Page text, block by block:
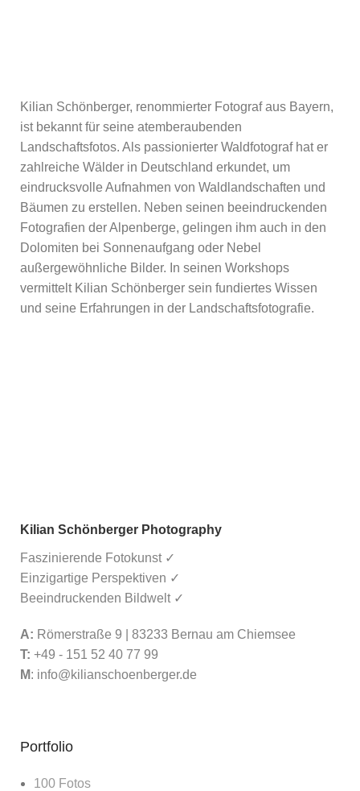
Kilian Schönberger, renommierter Fotograf aus Bayern,
ist bekannt für seine atemberaubenden
Landschaftsfotos. Als passionierter Waldfotograf hat er
zahlreiche Wälder in Deutschland erkundet, um
eindrucksvolle Aufnahmen von Waldlandschaften und
Bäumen zu erstellen. Neben seinen beeindruckenden
Fotografien der Alpenberge, gelingen ihm auch in den
Dolomiten bei Sonnenaufgang oder Nebel
außergewöhnliche Bilder. In seinen Workshops
vermittelt Kilian Schönberger sein fundiertes Wissen
und seine Erfahrungen in der Landschaftsfotografie.
Kilian Schönberger Photography
Faszinierende Fotokunst ✓
Einzigartige Perspektiven ✓
Beeindruckenden Bildwelt ✓
A: Römerstraße 9 | 83233 Bernau am Chiemsee
T: +49 - 151 52 40 77 99
M: info@kilianschoenberger.de
Portfolio
100 Fotos